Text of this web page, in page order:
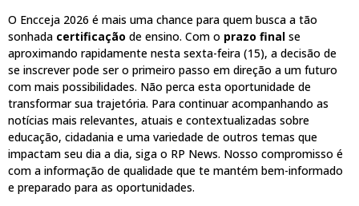
O Encceja 2026 é mais uma chance para quem busca a tão
sonhada certificação de ensino. Com o prazo final se
aproximando rapidamente nesta sexta-feira (15), a decisão de
se inscrever pode ser o primeiro passo em direção a um futuro
com mais possibilidades. Não perca esta oportunidade de
transformar sua trajetória. Para continuar acompanhando as
notícias mais relevantes, atuais e contextualizadas sobre
educação, cidadania e uma variedade de outros temas que
impactam seu dia a dia, siga o RP News. Nosso compromisso é
com a informação de qualidade que te mantém bem-informado
e preparado para as oportunidades.